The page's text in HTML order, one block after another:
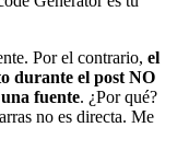
Por el contrario, el
durante el post NO
fuente. ¿Por qué?
no es directa. Me